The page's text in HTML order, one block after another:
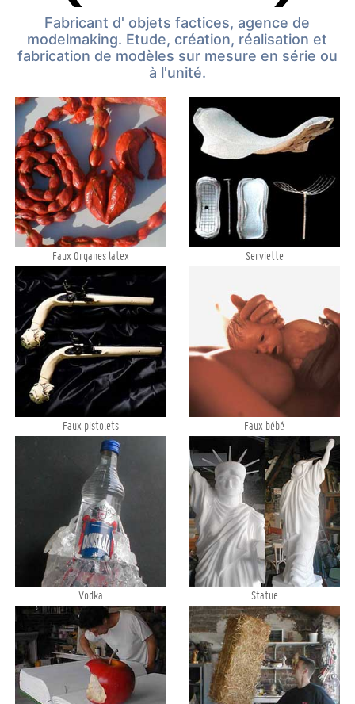
Fabricant d' objets factices, agence de
modelmaking. Etude, création, réalisation et
fabrication de modèles sur mesure en série ou
à l'unité.
Faux Organes latex Serviette
Faux pistolets Faux bébé
Vodka Statue